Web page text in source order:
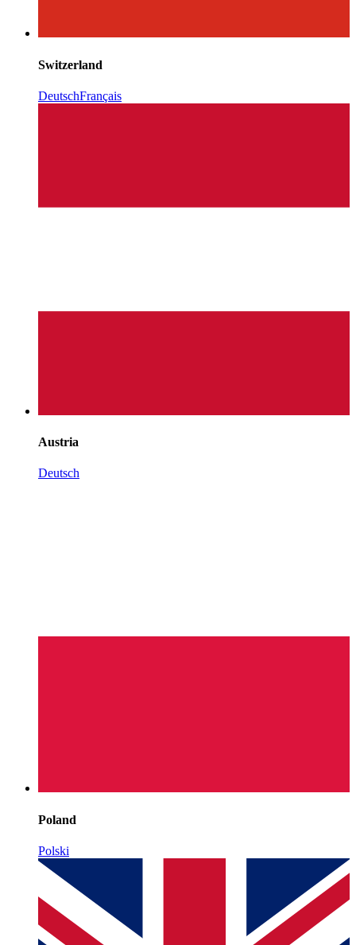
Switzerland
DeutschFrançais
Austria
Deutsch
Poland
Polski